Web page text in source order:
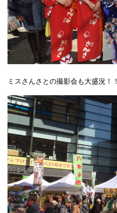
ミスさんさとの撮影会も大盛況！！